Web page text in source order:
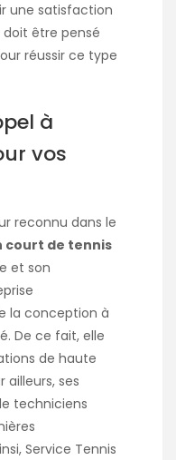
une satisfaction
être pensé
réussir ce type
à
vos
reconnu dans le
court de tennis
et son
la conception à
De ce fait, elle
de haute
ailleurs, ses
techniciens
Service Tennis